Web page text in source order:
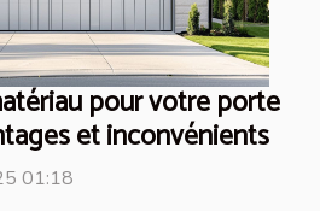
pour votre porte
et inconvénients
01:18